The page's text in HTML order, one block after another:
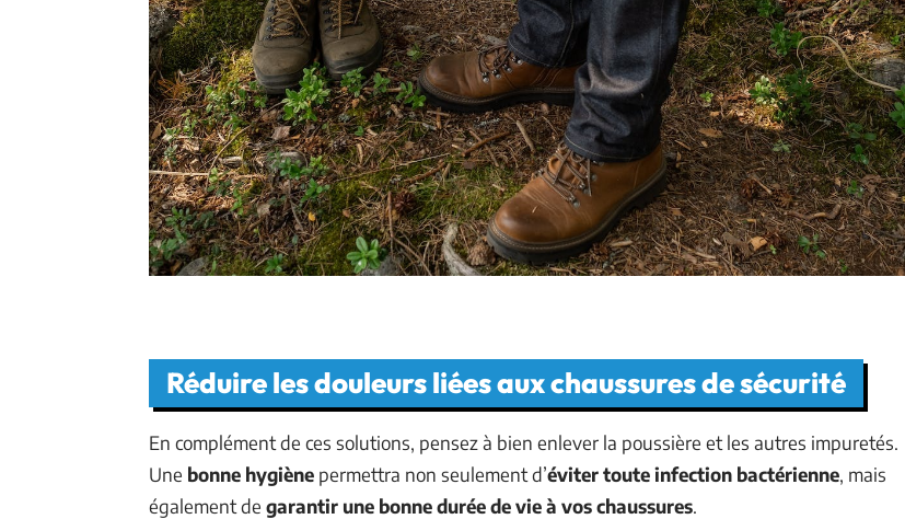
Réduire les douleurs liées aux chaussures de sécurité
En complément de ces solutions, pensez à bien enlever la poussière et les autres impuretés.
Une bonne hygiène permettra non seulement d’éviter toute infection bactérienne, mais
également de garantir une bonne durée de vie à vos chaussures.